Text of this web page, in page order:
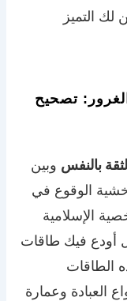
التميز
تصحيح
الثقة بالنفس وبين
خشية الوقوع في
الإسلامية
أودع فيك طاقات
الطاقات
العبادة وعمارة